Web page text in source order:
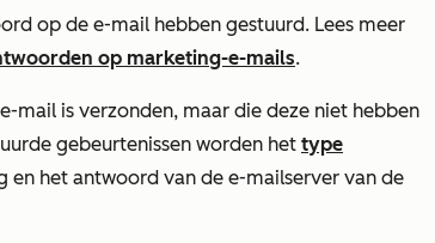
op de e-mail hebben gestuurd. Lees meer
op marketing-e-mails.
mail is verzonden, maar die deze niet hebben
gebeurtenissen worden het type
en het antwoord van de e-mailserver van de